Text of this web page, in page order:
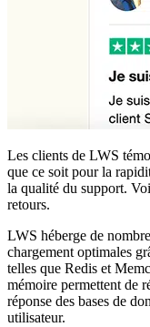
Les clients de LWS
que ce soit pour la
la qualité du support.
retours.
LWS héberge de
chargement optimales
telles que Redis et
mémoire permettent de
réponse des bases de
utilisateur.